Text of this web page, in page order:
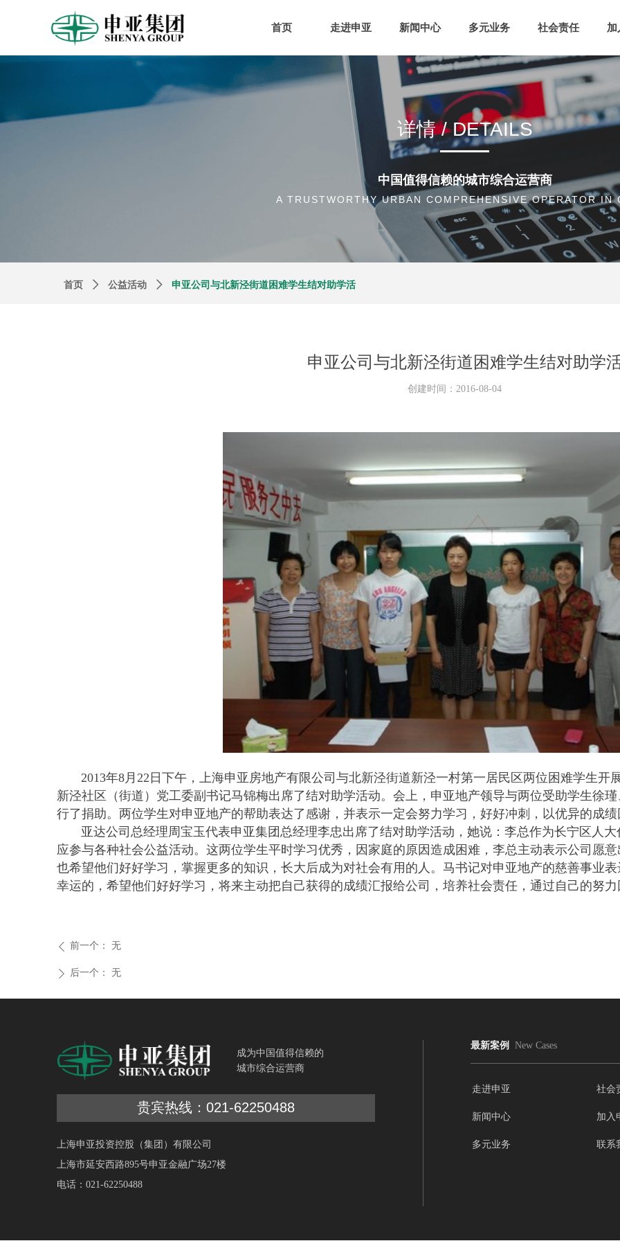
首页 走进申亚 新闻中心 多元业务 社会责任 加
申亚公司与北新泾街道困难学生结对助学
创建时间： 2016-08-04
2013年8月22日下午，上海申亚房地产有限公司与北新泾街道新泾一村第一居民区两位困难学生开
新泾社区（街道）党工委副书记马锦梅出席了结对助学活动。会上，申亚地产领导与两位受助学生徐
行了捐助。两位学生对申亚地产的帮助表达了感谢，并表示一定会努力学习，好好冲刺，以优异的成
亚达公司总经理周宝玉代表申亚集团总经理李忠出席了结对助学活动，她说：李总作为长宁区人大
应参与各种社会公益活动。这两位学生平时学习优秀，因家庭的原因造成困难，李总主动表示公司愿
也希望他们好好学习，掌握更多的知识，长大后成为对社会有用的人。马书记对申亚地产的慈善事业
幸运的，希望他们好好学习，将来主动把自己获得的成绩汇报给公司，培养社会责任，通过自己的努
ꄴ 前一个： 无
ꄲ 后一个： 无
首页 ꄲ 公益活动 ꄲ 申亚公司与北新泾街道困难学生结对助学活
详情 / DETAILS
中国值得信赖的城市综合运营商
A TRUSTWORTHY URBAN COMPREHENSIVE OPERATOR IN
成为中国值得信赖的
城市综合运营商
贵宾热线：021-62250488
上海申亚投资控股（集团）有限公司
上海市延安西路895号申亚金融广场27楼
电话：021-62250488
最新案例 New Cases
走进申亚
新闻中心
多元业务
社会
加入
联系